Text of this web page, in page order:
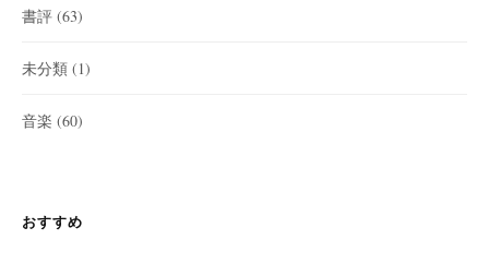
書評 (63)
未分類 (1)
音楽 (60)
おすすめ